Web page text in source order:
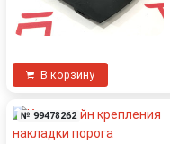
В корзину
№ 99478262